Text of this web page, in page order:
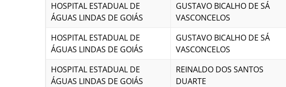
HOSPITAL ESTADUAL DE
ÁGUAS LINDAS DE GOIÁS
GUSTAVO BICALHO DE SÁ
VASCONCELOS
HOSPITAL ESTADUAL DE
ÁGUAS LINDAS DE GOIÁS
GUSTAVO BICALHO DE SÁ
VASCONCELOS
HOSPITAL ESTADUAL DE
ÁGUAS LINDAS DE GOIÁS
REINALDO DOS SANTOS
DUARTE